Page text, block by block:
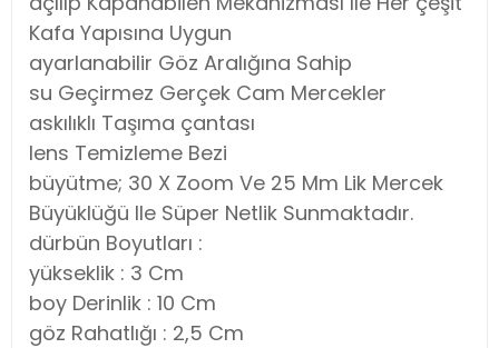
Kafa Yapısına Uygun
ayarlanabilir Göz Aralığına Sahip
su Geçirmez Gerçek Cam Mercekler
askılıklı Taşıma çantası
lens Temizleme Bezi
büyütme; 30 X Zoom Ve 25 Mm Lik Mercek
Büyüklüğü Ile Süper Netlik Sunmaktadır.
dürbün Boyutları :
yükseklik : 3 Cm
boy Derinlik : 10 Cm
göz Rahatlığı : 2,5 Cm